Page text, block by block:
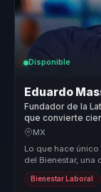
Disponible
Eduardo
Fundador de la
que convierte
para empresas y
MX
Lo que hace único
del Bienestar,
mindfuln...
Bienestar Laboral